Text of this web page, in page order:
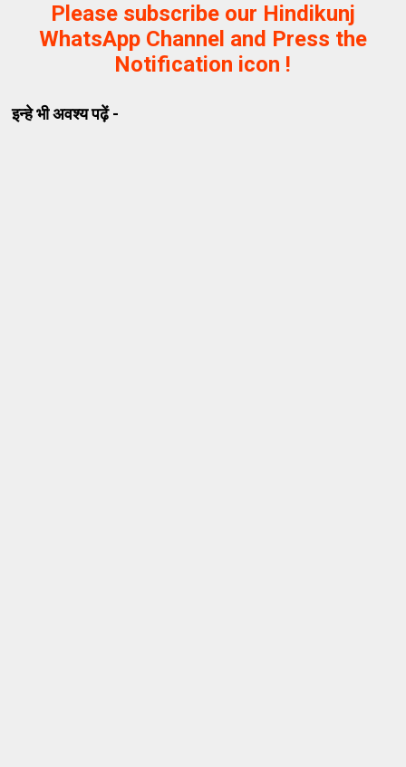
Please subscribe our Hindikunj
WhatsApp Channel and Press the
Notification icon !
इन्हे भी अवश्य पढ़ें -